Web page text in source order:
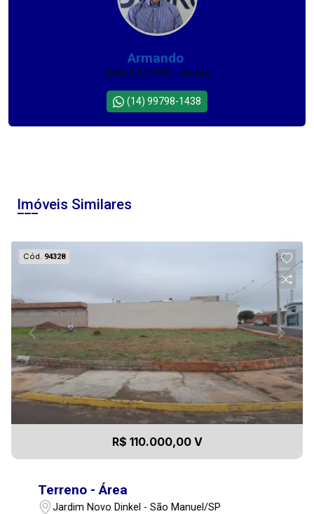
Armando
CRECI 171993 - Venda
(14) 99798-1438
Imóveis Similares
Cód. 94328
R$ 110.000,00 V
Terreno - Área
Jardim Novo Dinkel - São Manuel/SP